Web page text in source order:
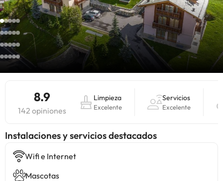
8.9
142 opiniones
Limpieza
Excelente
Servicios
Excelente
Instalaciones y servicios destacados
Wifi e Internet
Mascotas